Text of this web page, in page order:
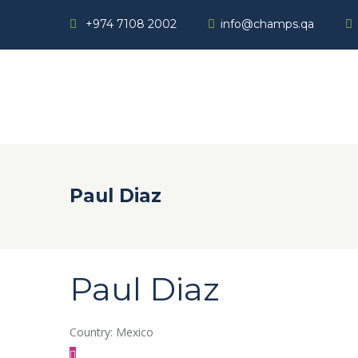
+974 7108 2002 info@champs.qa
Paul Diaz
Paul Diaz
Country: Mexico